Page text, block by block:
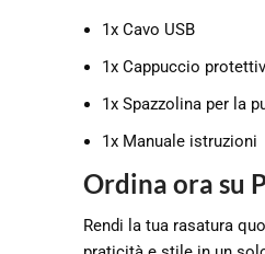
1x Cavo USB
1x Cappuccio
1x Spazzolina per la
1x Manuale istruzioni
Ordina ora su
Rendi la tua rasatura